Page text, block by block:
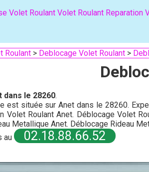
Volet Roulant Volet Roulant Reparation
Roulant > Deblocage Volet Roulant >
le 28260.
est située sur Anet dans le 28260.
Volet Roulant Anet. Déblocage Volet
Metallique Anet. Déblocage Rideau
au
02.18.88.66.52